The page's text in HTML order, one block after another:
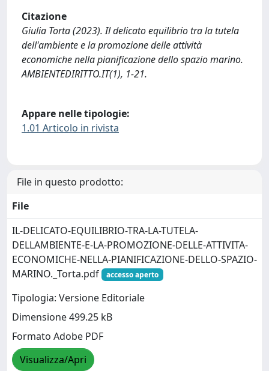
Citazione
Giulia Torta (2023). Il delicato equilibrio tra la tutela
dell'ambiente e la promozione delle attività
economiche nella pianificazione dello spazio marino.
AMBIENTEDIRITTO.IT(1), 1-21.
Appare nelle tipologie:
1.01 Articolo in rivista
File in questo prodotto:
File
IL-DELICATO-EQUILIBRIO-TRA-LA-TUTELA-
DELLAMBIENTE-E-LA-PROMOZIONE-DELLE-ATTIVITA-
ECONOMICHE-NELLA-PIANIFICAZIONE-DELLO-SPAZIO-
MARINO._Torta.pdf
accesso aperto
Tipologia: Versione Editoriale
Dimensione 499.25 kB
Formato Adobe PDF
Visualizza/Apri